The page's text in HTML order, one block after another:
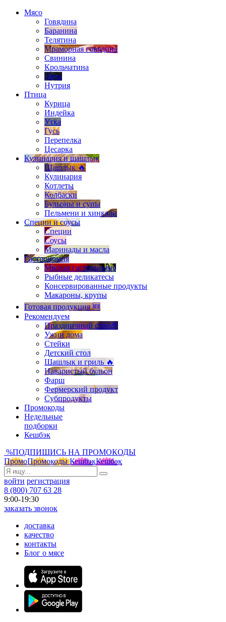
Мясо
Говядина
Баранина
Телятина
Мраморная говядина
Свинина
Крольчатина
Дичь
Нутрия
Птица
Курица
Индейка
Утка
Гусь
Перепелка
Цесарка
Кулинария и шашлык
Шашлык 🔥
Кулинария
Котлеты
Колбаски
Бульоны и супы
Пельмени и хинкали
Специи и соусы
Специи
Соусы
Маринады и масла
Гастрономия
Мясная гастрономия
Рыбные деликатесы
Консервированные продукты
Макароны, крупы
Готовая продукция 🆕
Рекомендуем
Праздничный стол🎉
Ужин дома
Стейки
Детский стол
Шашлык и гриль 🔥
Наваристый бульон
Фарш
Фермерский продукт
Субпродукты
Промокоды
Недельные
подборки
Кешбэк
%ПОДПИШИСЬ НА ПРОМОКОДЫ
ПромоПромокоды КешбэкКешбэк
войти регистрация
8 (800) 707 63 28
9:00-19:30
заказать звонок
доставка
качество
контакты
Блог о мясе